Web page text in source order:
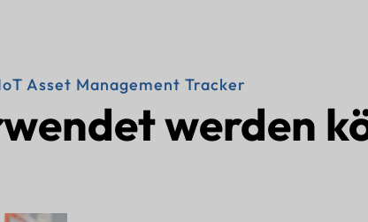
Asset Management Tracker
werden